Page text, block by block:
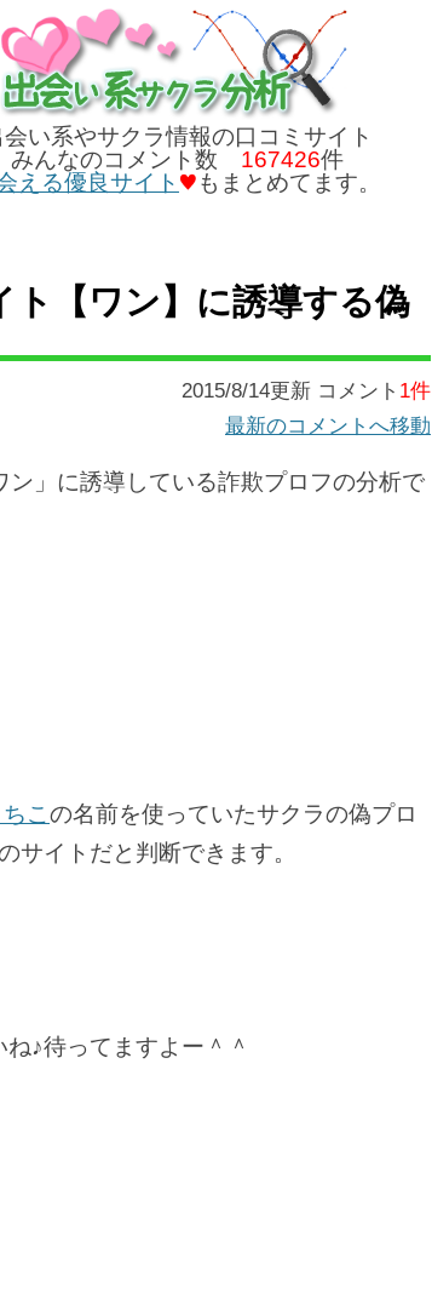
会い系やサクラ情報の口コミサイト
みんなのコメント数 167426件
える優良サイト
もまとめてます。
【ワン】に誘導する偽
2015/8/14更新 コメント 1件
最新のコメントへ移動
」に誘導している詐欺プロフの分析で
ちこの名前を使っていたサクラの偽プロ
サイトだと判断できます。
♪待ってますよー＾＾